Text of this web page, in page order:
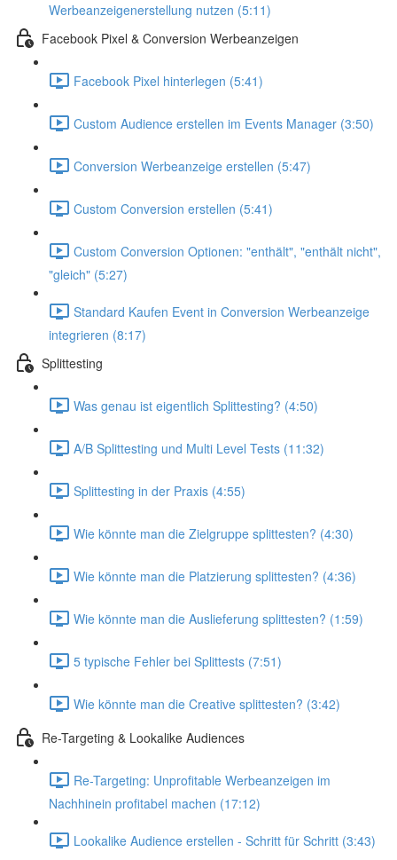
Werbeanzeigenerstellung nutzen (5:11)
Facebook Pixel & Conversion Werbeanzeigen
Facebook Pixel hinterlegen (5:41)
Custom Audience erstellen im Events Manager (3:50)
Conversion Werbeanzeige erstellen (5:47)
Custom Conversion erstellen (5:41)
Custom Conversion Optionen: "enthält", "enthält nicht",
"gleich" (5:27)
Standard Kaufen Event in Conversion Werbeanzeige
integrieren (8:17)
Splittesting
Was genau ist eigentlich Splittesting? (4:50)
A/B Splittesting und Multi Level Tests (11:32)
Splittesting in der Praxis (4:55)
Wie könnte man die Zielgruppe splittesten? (4:30)
Wie könnte man die Platzierung splittesten? (4:36)
Wie könnte man die Auslieferung splittesten? (1:59)
5 typische Fehler bei Splittests (7:51)
Wie könnte man die Creative splittesten? (3:42)
Re-Targeting & Lookalike Audiences
Re-Targeting: Unprofitable Werbeanzeigen im
Nachhinein profitabel machen (17:12)
Lookalike Audience erstellen - Schritt für Schritt (3:43)